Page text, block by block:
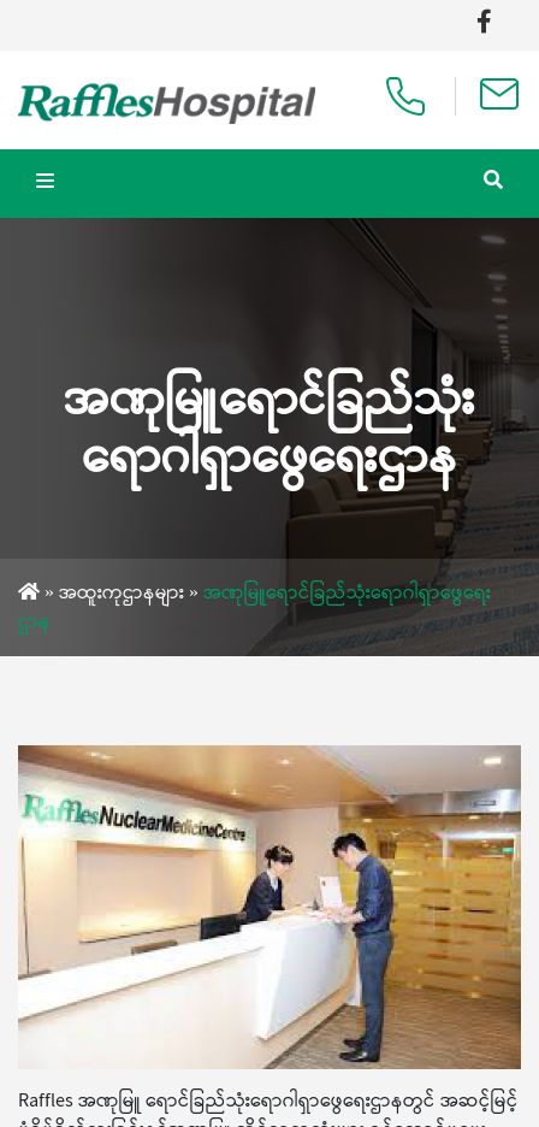
အဏုမြူရောင်ခြည်သုံး
ရောဂါရှာဖွေရေးဌာန
»အထူးကုဌာနများ»အဏုမြူရောင်ခြည်သုံးရောဂါရှာဖွေရေး
ဌာန
Raffles အဏုမြူ ရောင်ခြည်သုံးရောဂါရှာဖွေရေးဌာနတွင် အဆင့်မြင့်